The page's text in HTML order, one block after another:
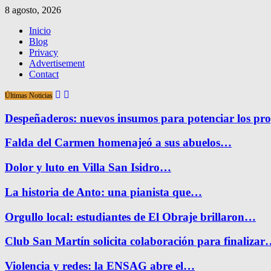
8 agosto, 2026
Inicio
Blog
Privacy
Advertisement
Contact
Últimas Noticias
Despeñaderos: nuevos insumos para potenciar los
Falda del Carmen homenajeó a sus abuelos…
Dolor y luto en Villa San Isidro…
La historia de Anto: una pianista que…
Orgullo local: estudiantes de El Obraje brillaron…
Club San Martín solicita colaboración para
Violencia y redes: la ENSAG abre el…